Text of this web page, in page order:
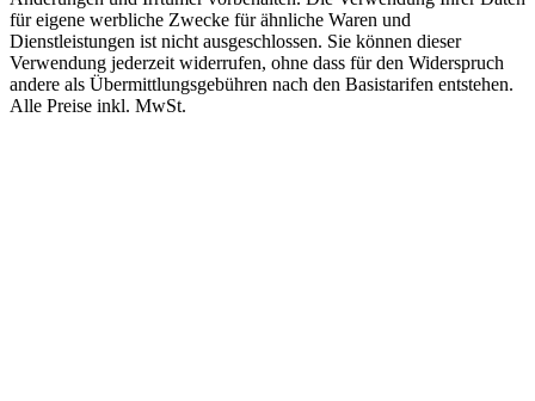
für eigene werbliche Zwecke für ähnliche Waren und
Dienstleistungen ist nicht ausgeschlossen. Sie können dieser
Verwendung jederzeit widerrufen, ohne dass für den Widerspruch
andere als Übermittlungsgebühren nach den Basistarifen entstehen.
Alle Preise inkl. MwSt.